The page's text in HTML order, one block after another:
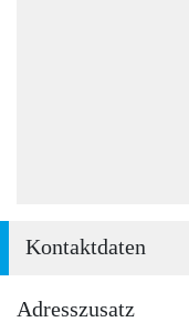
Kontaktdaten
Adresszusatz